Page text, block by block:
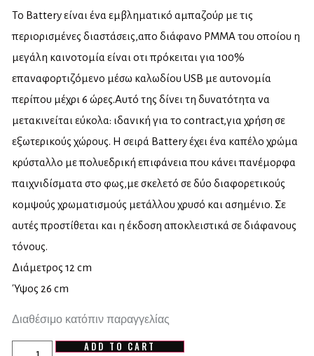
Το Battery είναι ένα εμβληματικό αμπαζούρ με τις
περιορισμένες διαστάσεις,απο διάφανο PMMA του οποίου η
μεγάλη καινοτομία είναι οτι πρόκειται για 100%
επαναφορτιζόμενο μέσω καλωδίου USB με αυτονομία
περίπου μέχρι 6 ώρες.Αυτό της δίνει τη δυνατότητα να
μετακινείται εύκολα: ιδανική για το contract,για χρήση σε
εξωτερικούς χώρους. Η σειρά Battery έχει ένα καπέλο χρώμα
κρύσταλλο με πολυεδρική επιφάνεια που κάνει πανέμορφα
παιχνιδίσματα στο φως,με σκελετό σε δύο διαφορετικούς
κομψούς χρωματισμούς μετάλλου χρυσό και ασημένιο. Σε
αυτές προστίθεται και η έκδοση αποκλειστικά σε διάφανους
τόνους.
Διάμετρος 12 cm
Ύψος 26 cm
Διαθέσιμο κατόπιν παραγγελίας
ADD TO CART